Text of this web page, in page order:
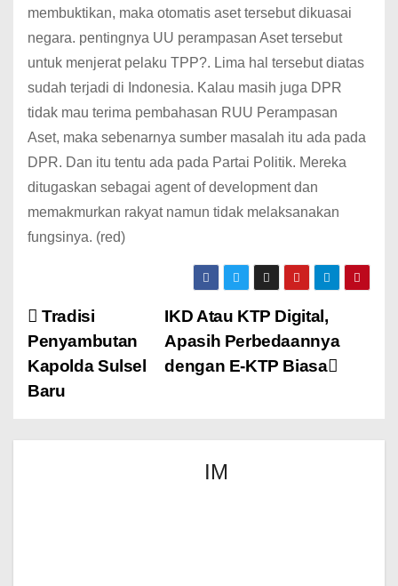
membuktikan, maka otomatis aset tersebut dikuasai
negara. pentingnya UU perampasan Aset tersebut
untuk menjerat pelaku TPP?. Lima hal tersebut diatas
sudah terjadi di Indonesia. Kalau masih juga DPR
tidak mau terima pembahasan RUU Perampasan
Aset, maka sebenarnya sumber masalah itu ada pada
DPR. Dan itu tentu ada pada Partai Politik. Mereka
ditugaskan sebagai agent of development dan
memakmurkan rakyat namun tidak melaksanakan
fungsinya. (red)
IKD Atau KTP Digital,
Apasih Perbedaannya
dengan E-KTP Biasa
Tradisi
Penyambutan
Kapolda Sulsel
Baru
IM